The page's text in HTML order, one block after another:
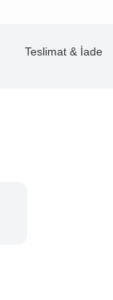
Teslimat & İade